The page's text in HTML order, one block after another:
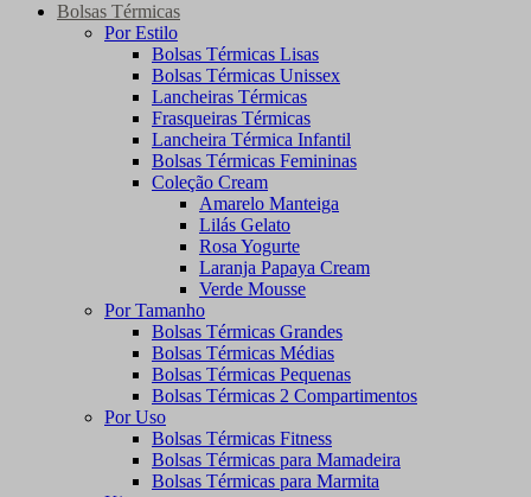
Bolsas Térmicas
Por Estilo
Bolsas Térmicas Lisas
Bolsas Térmicas Unissex
Lancheiras Térmicas
Frasqueiras Térmicas
Lancheira Térmica Infantil
Bolsas Térmicas Femininas
Coleção Cream
Amarelo Manteiga
Lilás Gelato
Rosa Yogurte
Laranja Papaya Cream
Verde Mousse
Por Tamanho
Bolsas Térmicas Grandes
Bolsas Térmicas Médias
Bolsas Térmicas Pequenas
Bolsas Térmicas 2 Compartimentos
Por Uso
Bolsas Térmicas Fitness
Bolsas Térmicas para Mamadeira
Bolsas Térmicas para Marmita